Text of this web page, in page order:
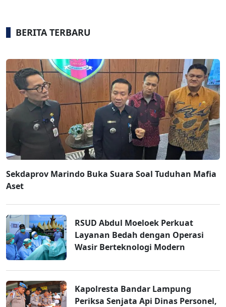
BERITA TERBARU
Sekdaprov Marindo Buka Suara Soal Tuduhan Mafia
Aset
RSUD Abdul Moeloek Perkuat
Layanan Bedah dengan Operasi
Wasir Berteknologi Modern
Kapolresta Bandar Lampung
Periksa Senjata Api Dinas Personel,